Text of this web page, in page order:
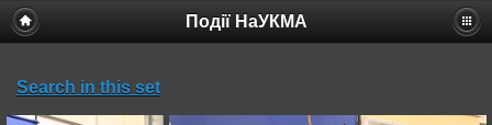
Події НаУКМА
Search in this set